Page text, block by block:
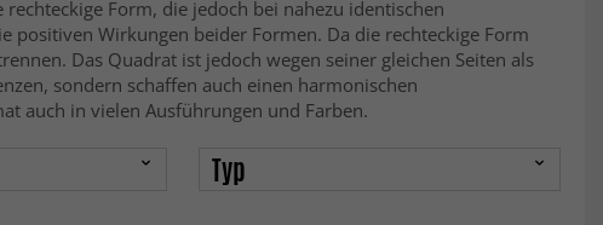
Form, die jedoch bei nahezu identischen
positiven Wirkungen beider Formen. Da die rechteckige Form
Das Quadrat ist jedoch wegen seiner gleichen Seiten als
sondern schaffen auch einen harmonischen
auch in vielen Ausführungen und Farben.
Typ